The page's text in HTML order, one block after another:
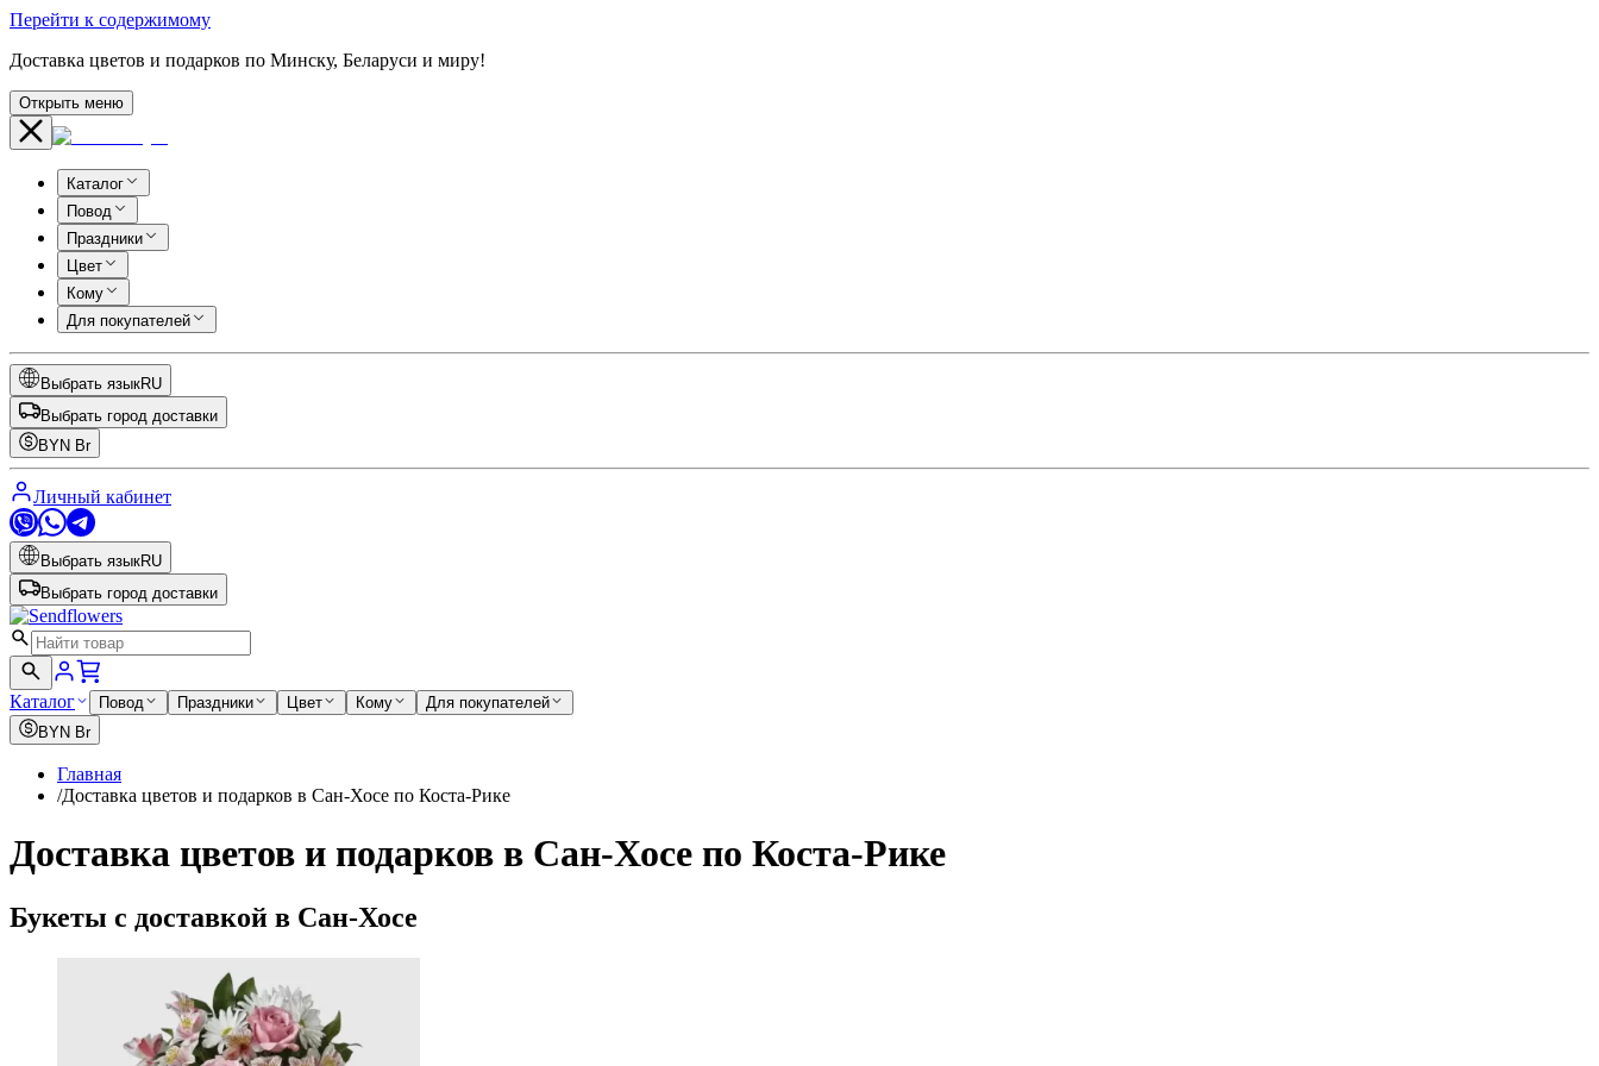
Перейти к содержимому
Доставка цветов и подарков по Минску, Беларуси и миру!
Открыть меню
Каталог
Повод
Праздники
Цвет
Кому
Для покупателей
Выбрать языкRU
Выбрать город доставки
BYN Br
Личный кабинет
Выбрать языкRU
Выбрать город доставки
Каталог Повод Праздники Цвет Кому
Для покупателей
BYN Br
Главная
/Доставка цветов и подарков в Сан-Хосе по Коста-Рике
Доставка цветов и подарков в Сан-Хосе по Коста-Рике
Букеты с доставкой в Сан-Хосе